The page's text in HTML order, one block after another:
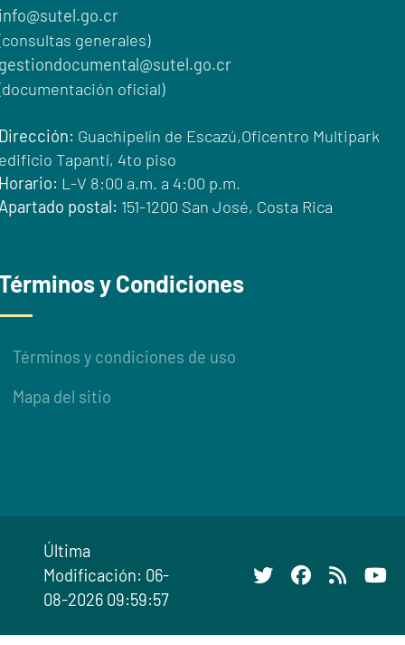
generales)
oficial)
Guachipelín de Escazú,Oficentro Multipark
Tapantí, 4to piso
L-V 8:00 a.m. a 4:00 p.m.
postal: 151-1200 San José, Costa Rica
y Condiciones
Términos y condiciones de uso
Mapa del sitio
Última
Modificación: 06-
08-2026 09:59:57